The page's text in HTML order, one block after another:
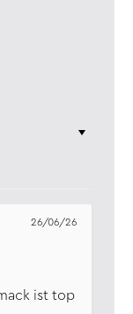
26/06/26
ist top